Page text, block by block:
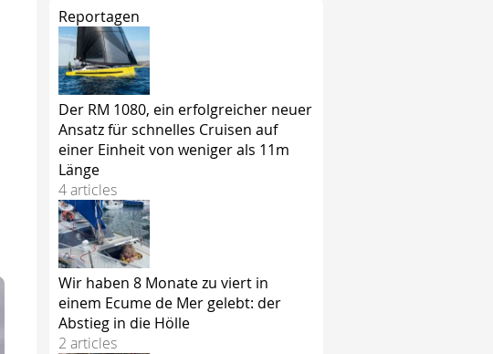
Reportagen
Der RM 1080, ein erfolgreicher neuer
Ansatz für schnelles Cruisen auf
einer Einheit von weniger als 11m
Länge
4 articles
Wir haben 8 Monate zu viert in
einem Ecume de Mer gelebt: der
Abstieg in die Hölle
2 articles